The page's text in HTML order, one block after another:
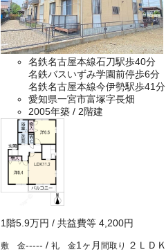
名鉄名古屋本線石刀駅歩40分
名鉄バスいずみ学園前停歩6分
名鉄名古屋本線今伊勢駅歩41分
愛知県一宮市富塚字長畑
2005年築 / 2階建
1階5.9万円 / 共益費等 4,200円
敷 金----- / 礼 金1ヶ月 間取り ２ＬＤＫ